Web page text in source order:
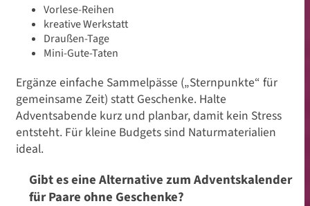
Vorlese-Reihen
kreative Werkstatt
Draußen-Tage
Mini-Gute-Taten
Ergänze einfache Sammelpässe („Sternpunkte“ für
gemeinsame Zeit) statt Geschenke. Halte
Adventsabende kurz und planbar, damit kein Stress
entsteht. Für kleine Budgets sind Naturmaterialien
ideal.
Gibt es eine Alternative zum Adventskalender
für Paare ohne Geschenke?